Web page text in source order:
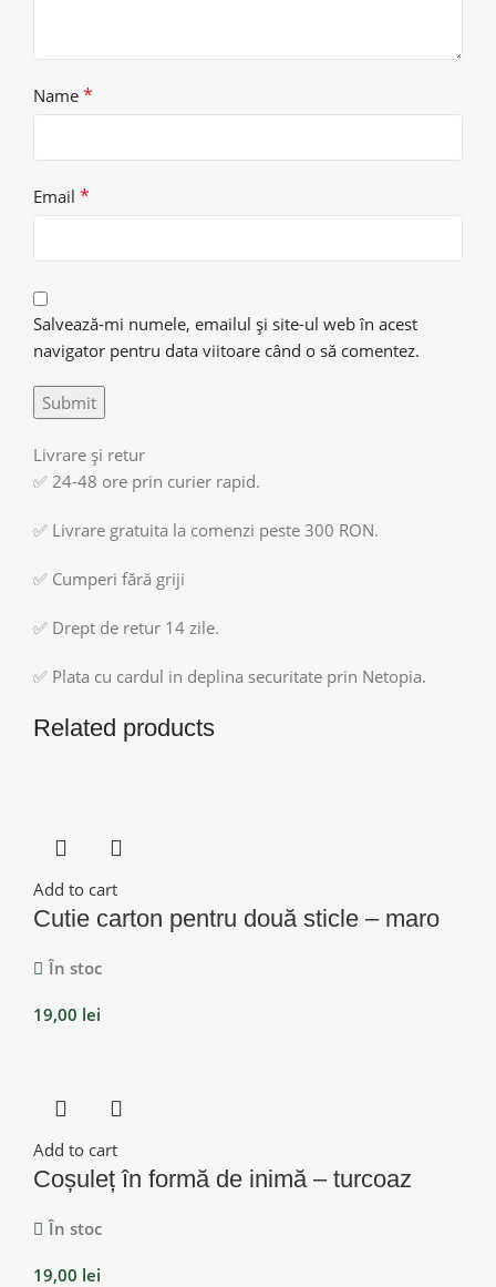
Name *
Email *
Salvează-mi numele, emailul și site-ul web în acest
navigator pentru data viitoare când o să comentez.
Livrare și retur
✅ 24-48 ore prin curier rapid.
✅ Livrare gratuita la comenzi peste 300 RON.
✅ Cumperi fără griji
✅ Drept de retur 14 zile.
✅ Plata cu cardul in deplina securitate prin Netopia.
Related products
Add to cart
Cutie carton pentru două sticle – maro
În stoc
19,00 lei
Add to cart
Coșuleț în formă de inimă – turcoaz
În stoc
19,00 lei